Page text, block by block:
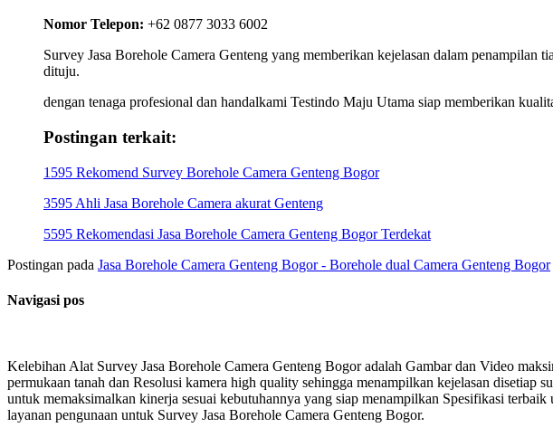
Nomor Telepon: +62 0877 3033 6002
Survey Jasa Borehole Camera Genteng yang memberikan kejelasan dalam penampilan
dituju.
dengan tenaga profesional dan handalkami Testindo Maju Utama siap memberikan
Postingan terkait:
1595 Rekomend Survey Borehole Camera Genteng Bogor
3595 Ahli Jasa Borehole Camera akurat Genteng
5595 Rekomendasi Jasa Borehole Camera Genteng Bogor Terdekat
Postingan pada Jasa Borehole Camera Genteng Bogor - Borehole dual Camera Genteng Bogor
Navigasi pos
Kelebihan Alat Survey Jasa Borehole Camera Genteng Bogor adalah Gambar dan Video
permukaan tanah dan Resolusi kamera high quality sehingga menampilkan kejelasan disetiap
untuk memaksimalkan kinerja sesuai kebutuhannya yang siap menampilkan Spesifikasi
layanan pengunaan untuk Survey Jasa Borehole Camera Genteng Bogor.